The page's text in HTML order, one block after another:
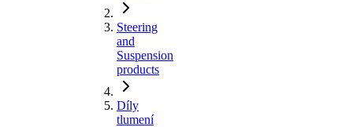
Steering
and
Suspension
products
Díly
tlumení